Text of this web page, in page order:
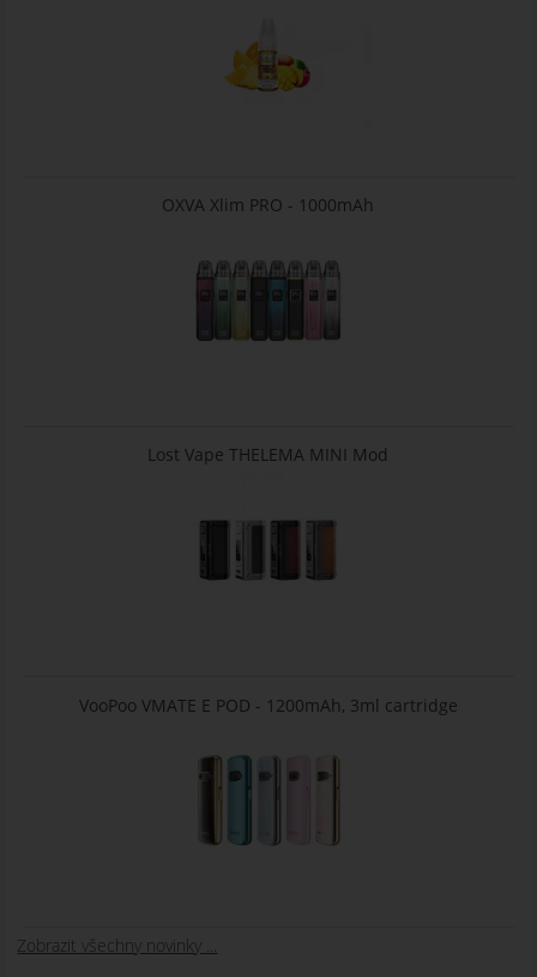
OXVA Xlim PRO - 1000mAh
Lost Vape THELEMA MINI Mod
VooPoo VMATE E POD - 1200mAh, 3ml cartridge
Zobrazit všechny novinky ...